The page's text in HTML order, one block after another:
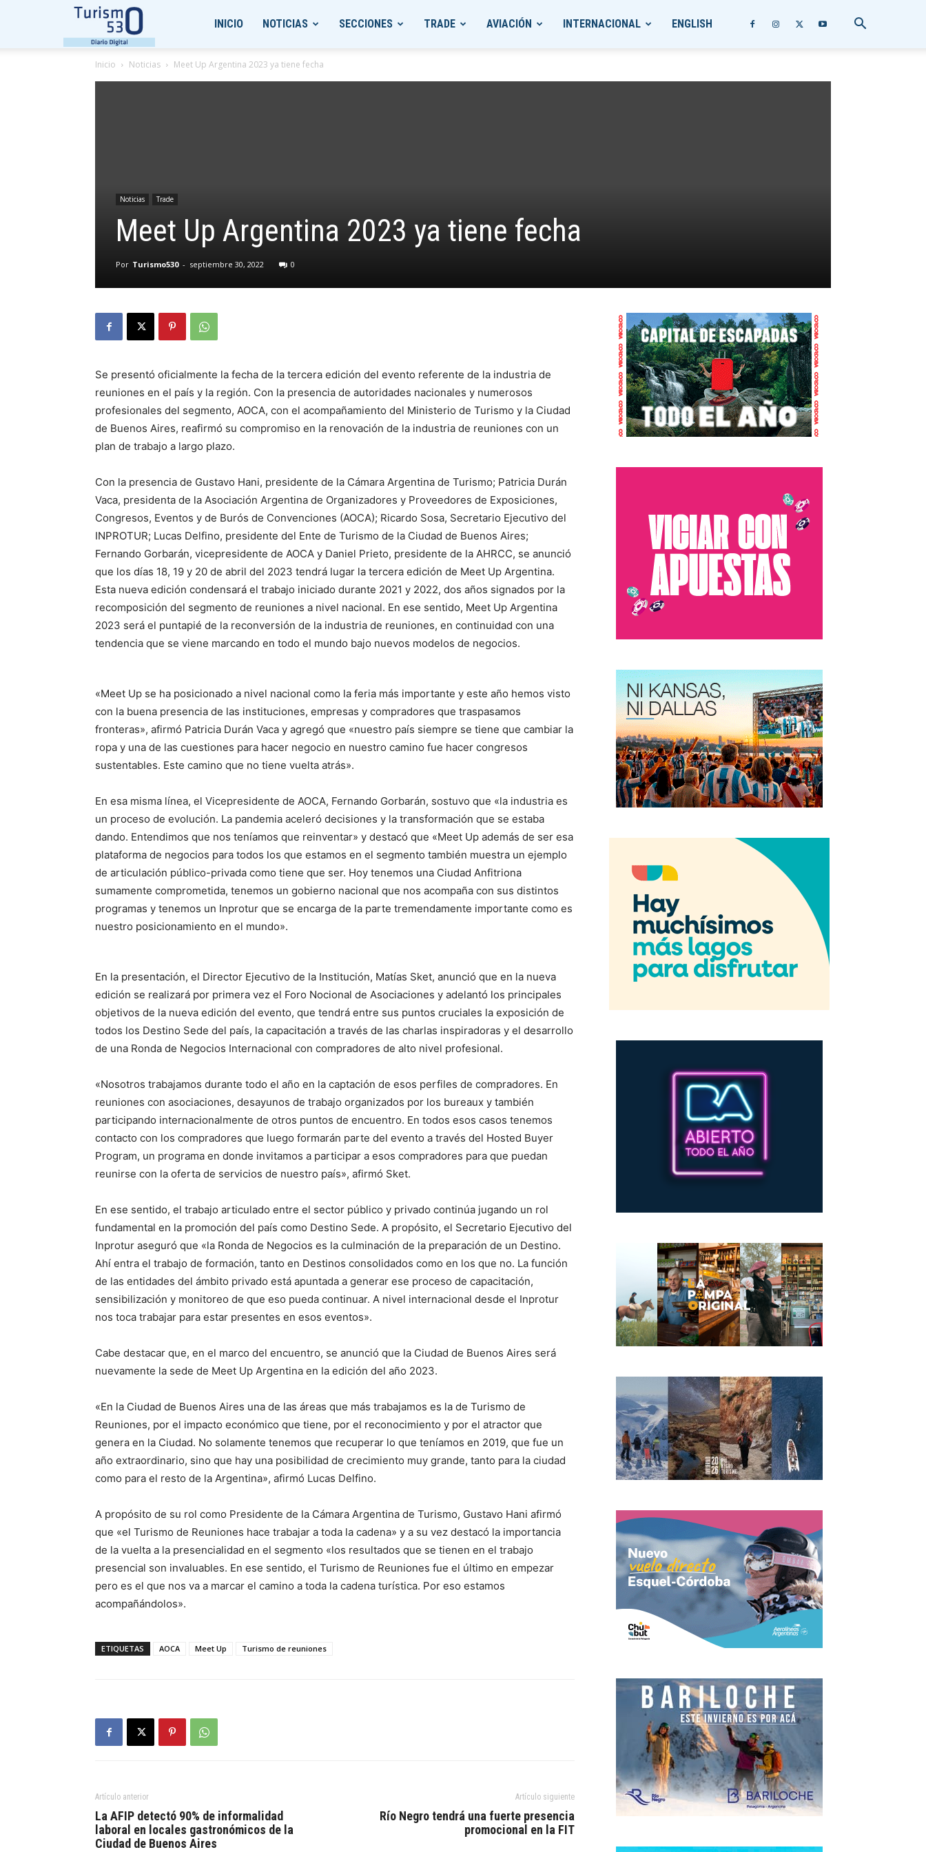
INICIO NOTICIAS SECCIONES TRADE AVIACIÓN INTERNACIONAL ENGLISH
Inicio Noticias Meet Up Argentina 2023 ya tiene fecha
Noticias Trade
Meet Up Argentina 2023 ya tiene fecha
Por Turismo530 - septiembre 30, 2022 0
Se presentó oficialmente la fecha de la tercera edición del evento referente de la industria de
reuniones en el país y la región. Con la presencia de autoridades nacionales y numerosos
profesionales del segmento, AOCA, con el acompañamiento del Ministerio de Turismo y la Ciudad
de Buenos Aires, reafirmó su compromiso en la renovación de la industria de reuniones con un
plan de trabajo a largo plazo.
Con la presencia de Gustavo Hani, presidente de la Cámara Argentina de Turismo; Patricia Durán
Vaca, presidenta de la Asociación Argentina de Organizadores y Proveedores de Exposiciones,
Congresos, Eventos y de Burós de Convenciones (AOCA); Ricardo Sosa, Secretario Ejecutivo del
INPROTUR; Lucas Delfino, presidente del Ente de Turismo de la Ciudad de Buenos Aires;
Fernando Gorbarán, vicepresidente de AOCA y Daniel Prieto, presidente de la AHRCC, se anunció
que los días 18, 19 y 20 de abril del 2023 tendrá lugar la tercera edición de Meet Up Argentina.
Esta nueva edición condensará el trabajo iniciado durante 2021 y 2022, dos años signados por la
recomposición del segmento de reuniones a nivel nacional. En ese sentido, Meet Up Argentina
2023 será el puntapié de la reconversión de la industria de reuniones, en continuidad con una
tendencia que se viene marcando en todo el mundo bajo nuevos modelos de negocios.
«Meet Up se ha posicionado a nivel nacional como la feria más importante y este año hemos visto
con la buena presencia de las instituciones, empresas y compradores que traspasamos
fronteras», afirmó Patricia Durán Vaca y agregó que «nuestro país siempre se tiene que cambiar la
ropa y una de las cuestiones para hacer negocio en nuestro camino fue hacer congresos
sustentables. Este camino que no tiene vuelta atrás».
En esa misma línea, el Vicepresidente de AOCA, Fernando Gorbarán, sostuvo que «la industria es
un proceso de evolución. La pandemia aceleró decisiones y la transformación que se estaba
dando. Entendimos que nos teníamos que reinventar» y destacó que «Meet Up además de ser esa
plataforma de negocios para todos los que estamos en el segmento también muestra un ejemplo
de articulación público-privada como tiene que ser. Hoy tenemos una Ciudad Anfitriona
sumamente comprometida, tenemos un gobierno nacional que nos acompaña con sus distintos
programas y tenemos un Inprotur que se encarga de la parte tremendamente importante como es
nuestro posicionamiento en el mundo».
En la presentación, el Director Ejecutivo de la Institución, Matías Sket, anunció que en la nueva
edición se realizará por primera vez el Foro Nocional de Asociaciones y adelantó los principales
objetivos de la nueva edición del evento, que tendrá entre sus puntos cruciales la exposición de
todos los Destino Sede del país, la capacitación a través de las charlas inspiradoras y el desarrollo
de una Ronda de Negocios Internacional con compradores de alto nivel profesional.
«Nosotros trabajamos durante todo el año en la captación de esos perfiles de compradores. En
reuniones con asociaciones, desayunos de trabajo organizados por los bureaux y también
participando internacionalmente de otros puntos de encuentro. En todos esos casos tenemos
contacto con los compradores que luego formarán parte del evento a través del Hosted Buyer
Program, un programa en donde invitamos a participar a esos compradores para que puedan
reunirse con la oferta de servicios de nuestro país», afirmó Sket.
En ese sentido, el trabajo articulado entre el sector público y privado continúa jugando un rol
fundamental en la promoción del país como Destino Sede. A propósito, el Secretario Ejecutivo del
Inprotur aseguró que «la Ronda de Negocios es la culminación de la preparación de un Destino.
Ahí entra el trabajo de formación, tanto en Destinos consolidados como en los que no. La función
de las entidades del ámbito privado está apuntada a generar ese proceso de capacitación,
sensibilización y monitoreo de que eso pueda continuar. A nivel internacional desde el Inprotur
nos toca trabajar para estar presentes en esos eventos».
Cabe destacar que, en el marco del encuentro, se anunció que la Ciudad de Buenos Aires será
nuevamente la sede de Meet Up Argentina en la edición del año 2023.
«En la Ciudad de Buenos Aires una de las áreas que más trabajamos es la de Turismo de
Reuniones, por el impacto económico que tiene, por el reconocimiento y por el atractor que
genera en la Ciudad. No solamente tenemos que recuperar lo que teníamos en 2019, que fue un
año extraordinario, sino que hay una posibilidad de crecimiento muy grande, tanto para la ciudad
como para el resto de la Argentina», afirmó Lucas Delfino.
A propósito de su rol como Presidente de la Cámara Argentina de Turismo, Gustavo Hani afirmó
que «el Turismo de Reuniones hace trabajar a toda la cadena» y a su vez destacó la importancia
de la vuelta a la presencialidad en el segmento «los resultados que se tienen en el trabajo
presencial son invaluables. En ese sentido, el Turismo de Reuniones fue el último en empezar
pero es el que nos va a marcar el camino a toda la cadena turística. Por eso estamos
acompañándolos».
ETIQUETAS AOCA Meet Up Turismo de reuniones
Artículo anterior
La AFIP detectó 90% de informalidad
laboral en locales gastronómicos de la
Ciudad de Buenos Aires
Artículo siguiente
Río Negro tendrá una fuerte presencia
promocional en la FIT